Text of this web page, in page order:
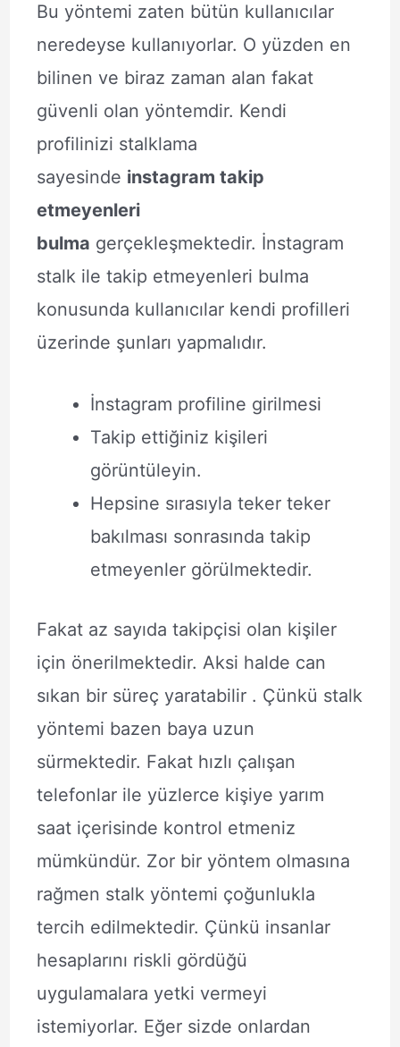
Bu yöntemi zaten bütün kullanıcılar
neredeyse kullanıyorlar. O yüzden en
bilinen ve biraz zaman alan fakat
güvenli olan yöntemdir. Kendi
profilinizi stalklama
sayesinde instagram takip
etmeyenleri
bulma gerçekleşmektedir. İnstagram
stalk ile takip etmeyenleri bulma
konusunda kullanıcılar kendi profilleri
üzerinde şunları yapmalıdır.
İnstagram profiline girilmesi
Takip ettiğiniz kişileri
görüntüleyin.
Hepsine sırasıyla teker teker
bakılması sonrasında takip
etmeyenler görülmektedir.
Fakat az sayıda takipçisi olan kişiler
için önerilmektedir. Aksi halde can
sıkan bir süreç yaratabilir . Çünkü stalk
yöntemi bazen baya uzun
sürmektedir. Fakat hızlı çalışan
telefonlar ile yüzlerce kişiye yarım
saat içerisinde kontrol etmeniz
mümkündür. Zor bir yöntem olmasına
rağmen stalk yöntemi çoğunlukla
tercih edilmektedir. Çünkü insanlar
hesaplarını riskli gördüğü
uygulamalara yetki vermeyi
istemiyorlar. Eğer sizde onlardan